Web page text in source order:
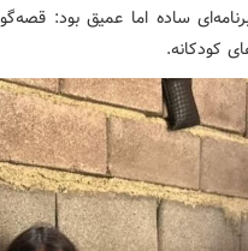
ساده اما عمیق بود:
کودکانه.